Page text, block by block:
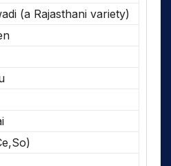
(a Rajasthani variety)